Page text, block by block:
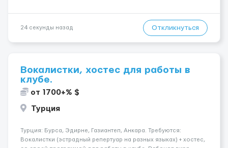
24 секунды назад Откликнуться
Вокалистки, хостес для работы в
клубе.
от 1700+% $
Турция
Турция: Бурса, Эдирне, Газиантеп, Анкара. Требуются:
Вокалистки (эстрадный репертуар на разных языках) + хостеc,